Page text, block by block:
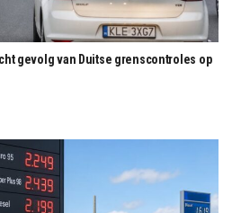
gevolg van Duitse grenscontroles op